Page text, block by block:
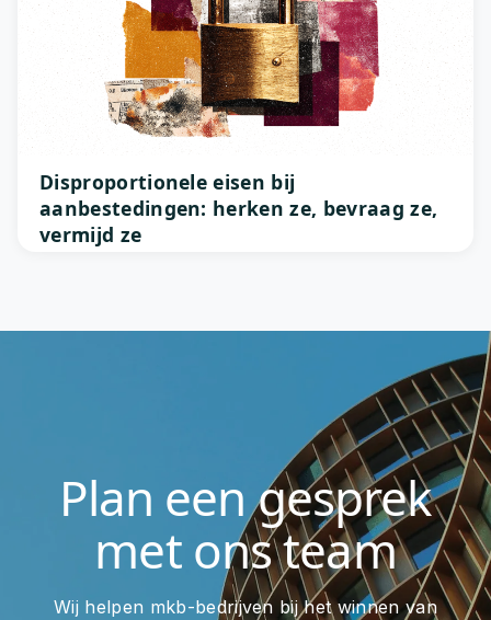
Disproportionele eisen bij
aanbestedingen: herken ze, bevraag ze,
vermijd ze
Plan een gesprek
met ons team
Wij helpen mkb-bedrijven bij het winnen van